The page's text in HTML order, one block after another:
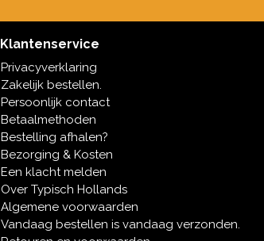
Klantenservice
Privacyverklaring
Zakelijk bestellen.
Persoonlijk contact
Betaalmethoden
Bestelling afhalen?
Bezorging & Kosten
Een klacht melden
Over Typisch Hollands
Algemene voorwaarden
Vandaag bestellen is vandaag verzonden.